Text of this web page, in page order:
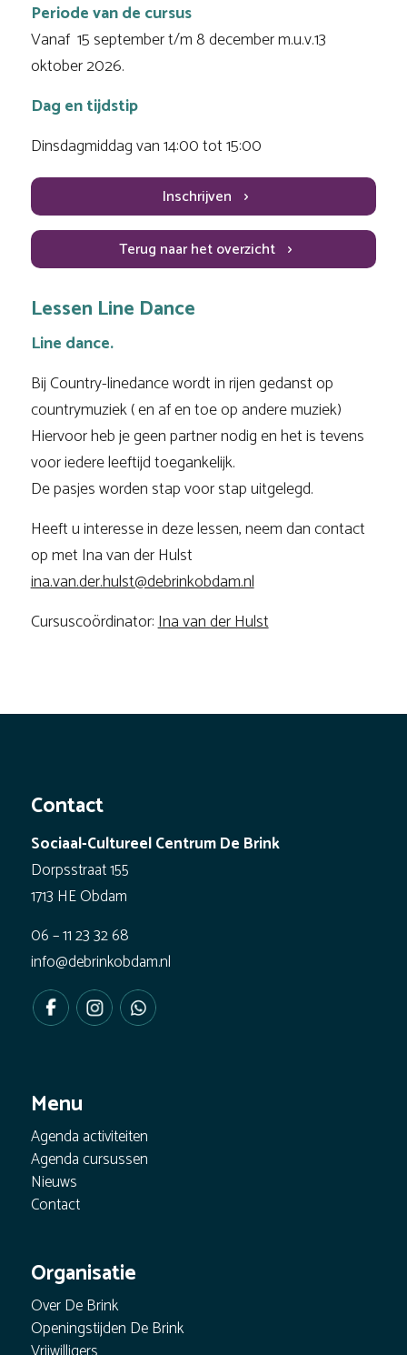
Periode van de cursus
Vanaf 15 september t/m 8 december m.u.v.13
oktober 2026.
Dag en tijdstip
Dinsdagmiddag van 14:00 tot 15:00
Inschrijven
Terug naar het overzicht
Lessen Line Dance
Line dance.
Bij Country-linedance wordt in rijen gedanst op
countrymuziek ( en af en toe op andere muziek)
Hiervoor heb je geen partner nodig en het is tevens
voor iedere leeftijd toegankelijk.
De pasjes worden stap voor stap uitgelegd.
Heeft u interesse in deze lessen, neem dan contact
op met Ina van der Hulst
ina.van.der.hulst@debrinkobdam.nl
Cursuscoördinator:Ina van der Hulst
Contact
Sociaal-Cultureel Centrum De Brink
Dorpsstraat 155
1713 HE Obdam
06 – 11 23 32 68
info@debrinkobdam.nl
Menu
Agenda activiteiten
Agenda cursussen
Nieuws
Contact
Organisatie
Over De Brink
Openingstijden De Brink